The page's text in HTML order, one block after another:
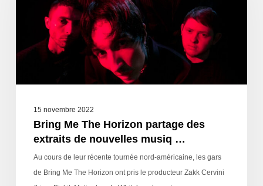
15 novembre 2022
Bring Me The Horizon partage des
extraits de nouvelles musiq …
Au cours de leur récente tournée nord-américaine, les gars
de Bring Me The Horizon ont pris le producteur Zakk Cervini